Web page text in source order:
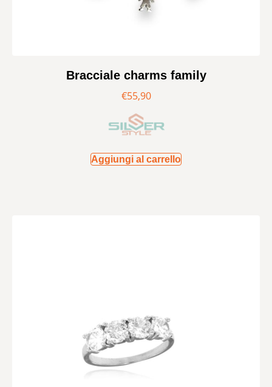
Bracciale charms family
€55,90
Aggiungi al carrello